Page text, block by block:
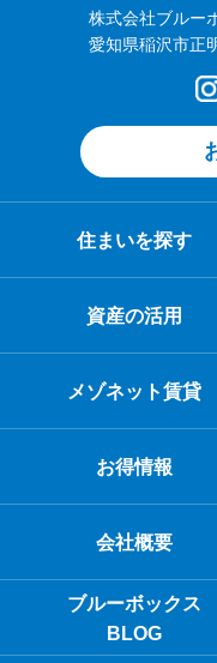
株式会社ブルー
愛知県稲沢市正
住まいを探す
資産の活用
メゾネット賃貸
お得情報
会社概要
ブルーボックス
BLOG